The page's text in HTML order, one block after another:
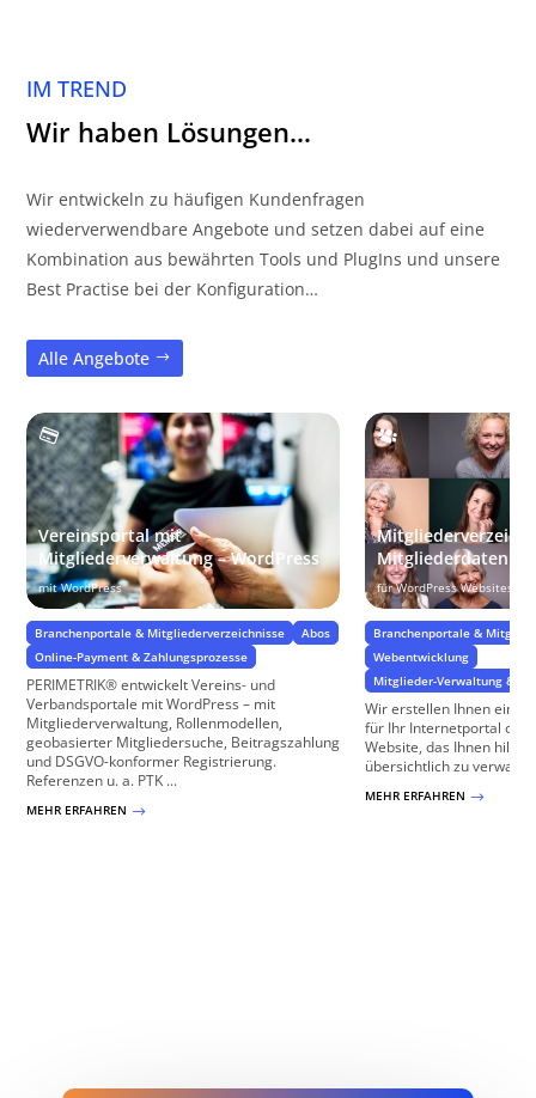
IM TREND
Wir haben Lösungen…
Wir entwickeln zu häufigen Kundenfragen
wiederverwendbare Angebote und setzen dabei auf eine
Kombination aus bewährten Tools und PlugIns und unsere
Best Practise bei der Konfiguration…
Alle Angebote
Vereinsportal mit
Mitgliederverwaltung – WordPress
mit WordPress
Branchenportale & Mitgliederverzeichnisse
Abos
Online-Payment & Zahlungsprozesse
PERIMETRIK® entwickelt Vereins- und
Verbandsportale mit WordPress – mit
Mitgliederverwaltung, Rollenmodellen,
geobasierter Mitgliedersuche, Beitragszahlung
und DSGVO-konformer Registrierung.
Referenzen u. a. PTK ...
MEHR ERFAHREN $
für WordPress Websites
Branchenportale &
Webentwicklung
Mitglieder-Verwaltung &
Wir erstellen Ihnen ein
für Ihr Internetportal
Website, das Ihnen hilft,
übersichtlich zu
MEHR ERFAHREN $